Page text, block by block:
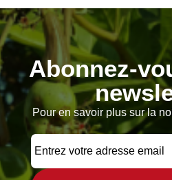
Abonnez-
Pour en savoir plus sur la